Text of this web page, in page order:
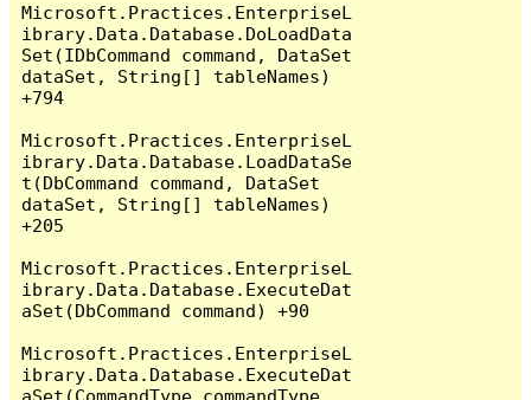
Microsoft.Practices.EnterpriseL
ibrary.Data.Database.DoLoadData
Set(IDbCommand command, DataSet
dataSet, String[] tableNames)
+794
Microsoft.Practices.EnterpriseL
ibrary.Data.Database.LoadDataSe
t(DbCommand command, DataSet
dataSet, String[] tableNames)
+205
Microsoft.Practices.EnterpriseL
ibrary.Data.Database.ExecuteDat
aSet(DbCommand command) +90
Microsoft.Practices.EnterpriseL
ibrary.Data.Database.ExecuteDat
aSet(CommandType commandType,